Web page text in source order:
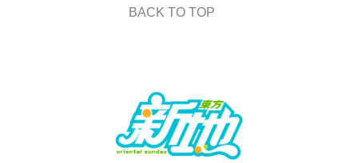
BACK TO TOP